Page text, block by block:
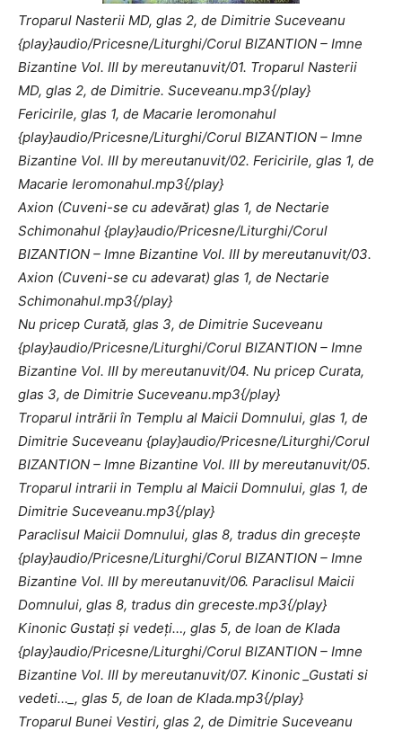
Troparul Nasterii MD, glas 2, de Dimitrie Suceveanu
{play}audio/Pricesne/Liturghi/Corul BIZANTION – Imne
Bizantine Vol. III by mereutanuvit/01. Troparul Nasterii
MD, glas 2, de Dimitrie. Suceveanu.mp3{/play}
Fericirile, glas 1, de Macarie Ieromonahul
{play}audio/Pricesne/Liturghi/Corul BIZANTION – Imne
Bizantine Vol. III by mereutanuvit/02. Fericirile, glas 1, de
Macarie Ieromonahul.mp3{/play}
Axion (Cuveni-se cu adevărat) glas 1, de Nectarie
Schimonahul {play}audio/Pricesne/Liturghi/Corul
BIZANTION – Imne Bizantine Vol. III by mereutanuvit/03.
Axion (Cuveni-se cu adevarat) glas 1, de Nectarie
Schimonahul.mp3{/play}
Nu pricep Curată, glas 3, de Dimitrie Suceveanu
{play}audio/Pricesne/Liturghi/Corul BIZANTION – Imne
Bizantine Vol. III by mereutanuvit/04. Nu pricep Curata,
glas 3, de Dimitrie Suceveanu.mp3{/play}
Troparul intrării în Templu al Maicii Domnului, glas 1, de
Dimitrie Suceveanu {play}audio/Pricesne/Liturghi/Corul
BIZANTION – Imne Bizantine Vol. III by mereutanuvit/05.
Troparul intrarii in Templu al Maicii Domnului, glas 1, de
Dimitrie Suceveanu.mp3{/play}
Paraclisul Maicii Domnului, glas 8, tradus din greceşte
{play}audio/Pricesne/Liturghi/Corul BIZANTION – Imne
Bizantine Vol. III by mereutanuvit/06. Paraclisul Maicii
Domnului, glas 8, tradus din greceste.mp3{/play}
Kinonic Gustaţi şi vedeţi…, glas 5, de Ioan de Klada
{play}audio/Pricesne/Liturghi/Corul BIZANTION – Imne
Bizantine Vol. III by mereutanuvit/07. Kinonic _Gustati si
vedeti…_, glas 5, de Ioan de Klada.mp3{/play}
Troparul Bunei Vestiri, glas 2, de Dimitrie Suceveanu